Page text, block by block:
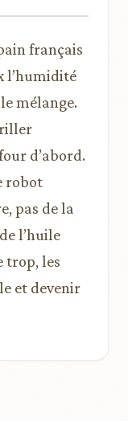
français
l’humidité
mélange.
d’abord.
robot
pas de la
l’huile
trop, les
et devenir